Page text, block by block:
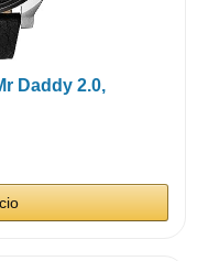
Daddy 2.0,